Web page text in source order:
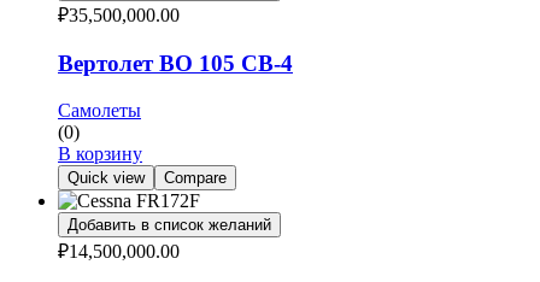
₽35,500,000.00
Вертолет BO 105 CB-4
Самолеты
(0)
В корзину
Quick view Compare
Добавить в список желаний
₽14,500,000.00